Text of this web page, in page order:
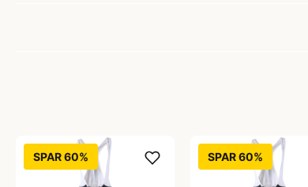
SPAR 60% SPAR 60%